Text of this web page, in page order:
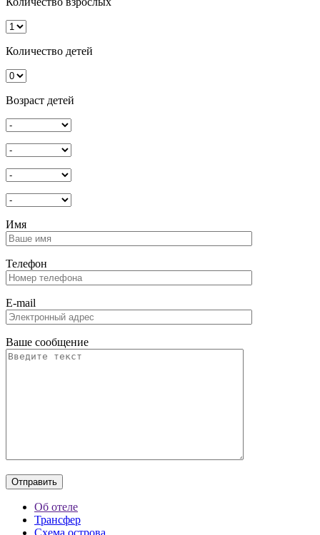
Количество детей
Возраст детей
Имя
Телефон
E-mail
Ваше сообщение
Об отеле
Трансфер
Схема острова